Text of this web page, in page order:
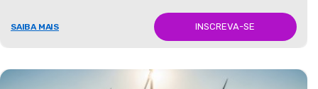
SAIBA MAIS INSCREVA-SE